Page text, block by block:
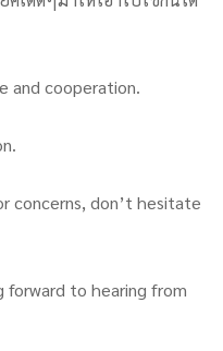
cooperation.
don’t hesitate
to hearing from